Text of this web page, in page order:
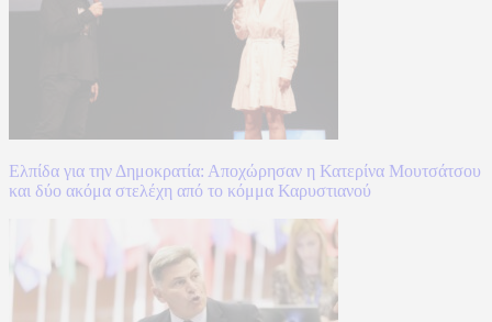
Ελπίδα για την Δημοκρατία: Αποχώρησαν η Κατερίνα Μουτσάτσου
και δύο ακόμα στελέχη από το κόμμα Καρυστιανού